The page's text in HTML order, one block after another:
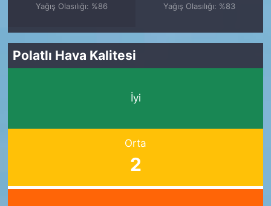
Yağış Olasılığı: %86
Yağış Olasılığı: %83
Polatlı Hava Kalitesi
İyi
Orta
2